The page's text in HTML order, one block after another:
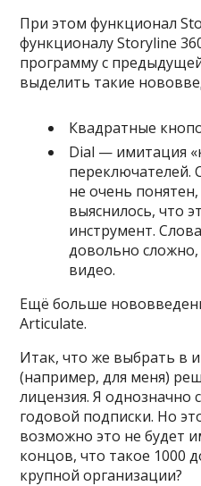
При этом функционал
функционалу Storyline
программу с
выделить такие
Квадратные
Dial — имитация
переключателей.
не очень
выяснилось, что
инструмент.
довольно
видео.
Ещё больше
Articulate.
Итак, что же выбрать в
(например, для меня)
лицензия. Я однозначно
годовой подписки. Но
возможно это не будет
концов, что такое 1000
крупной организации?